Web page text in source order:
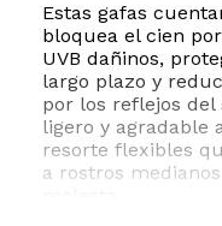
Estas gafas
bloquea el cien
UVB dañinos,
largo plazo y
por los reflejos
ligero y agradable
resorte flexibles
a rostros